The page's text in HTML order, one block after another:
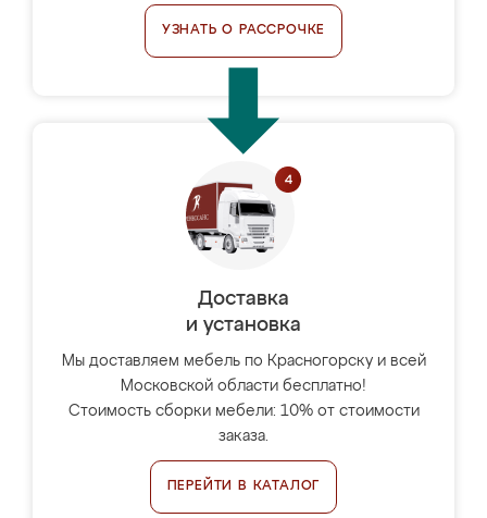
УЗНАТЬ О РАССРОЧКЕ
Доставка
и установка
Мы доставляем мебель по Красногорску и всей
Московской области бесплатно!
Стоимость сборки мебели: 10% от стоимости
заказа.
ПЕРЕЙТИ В КАТАЛОГ